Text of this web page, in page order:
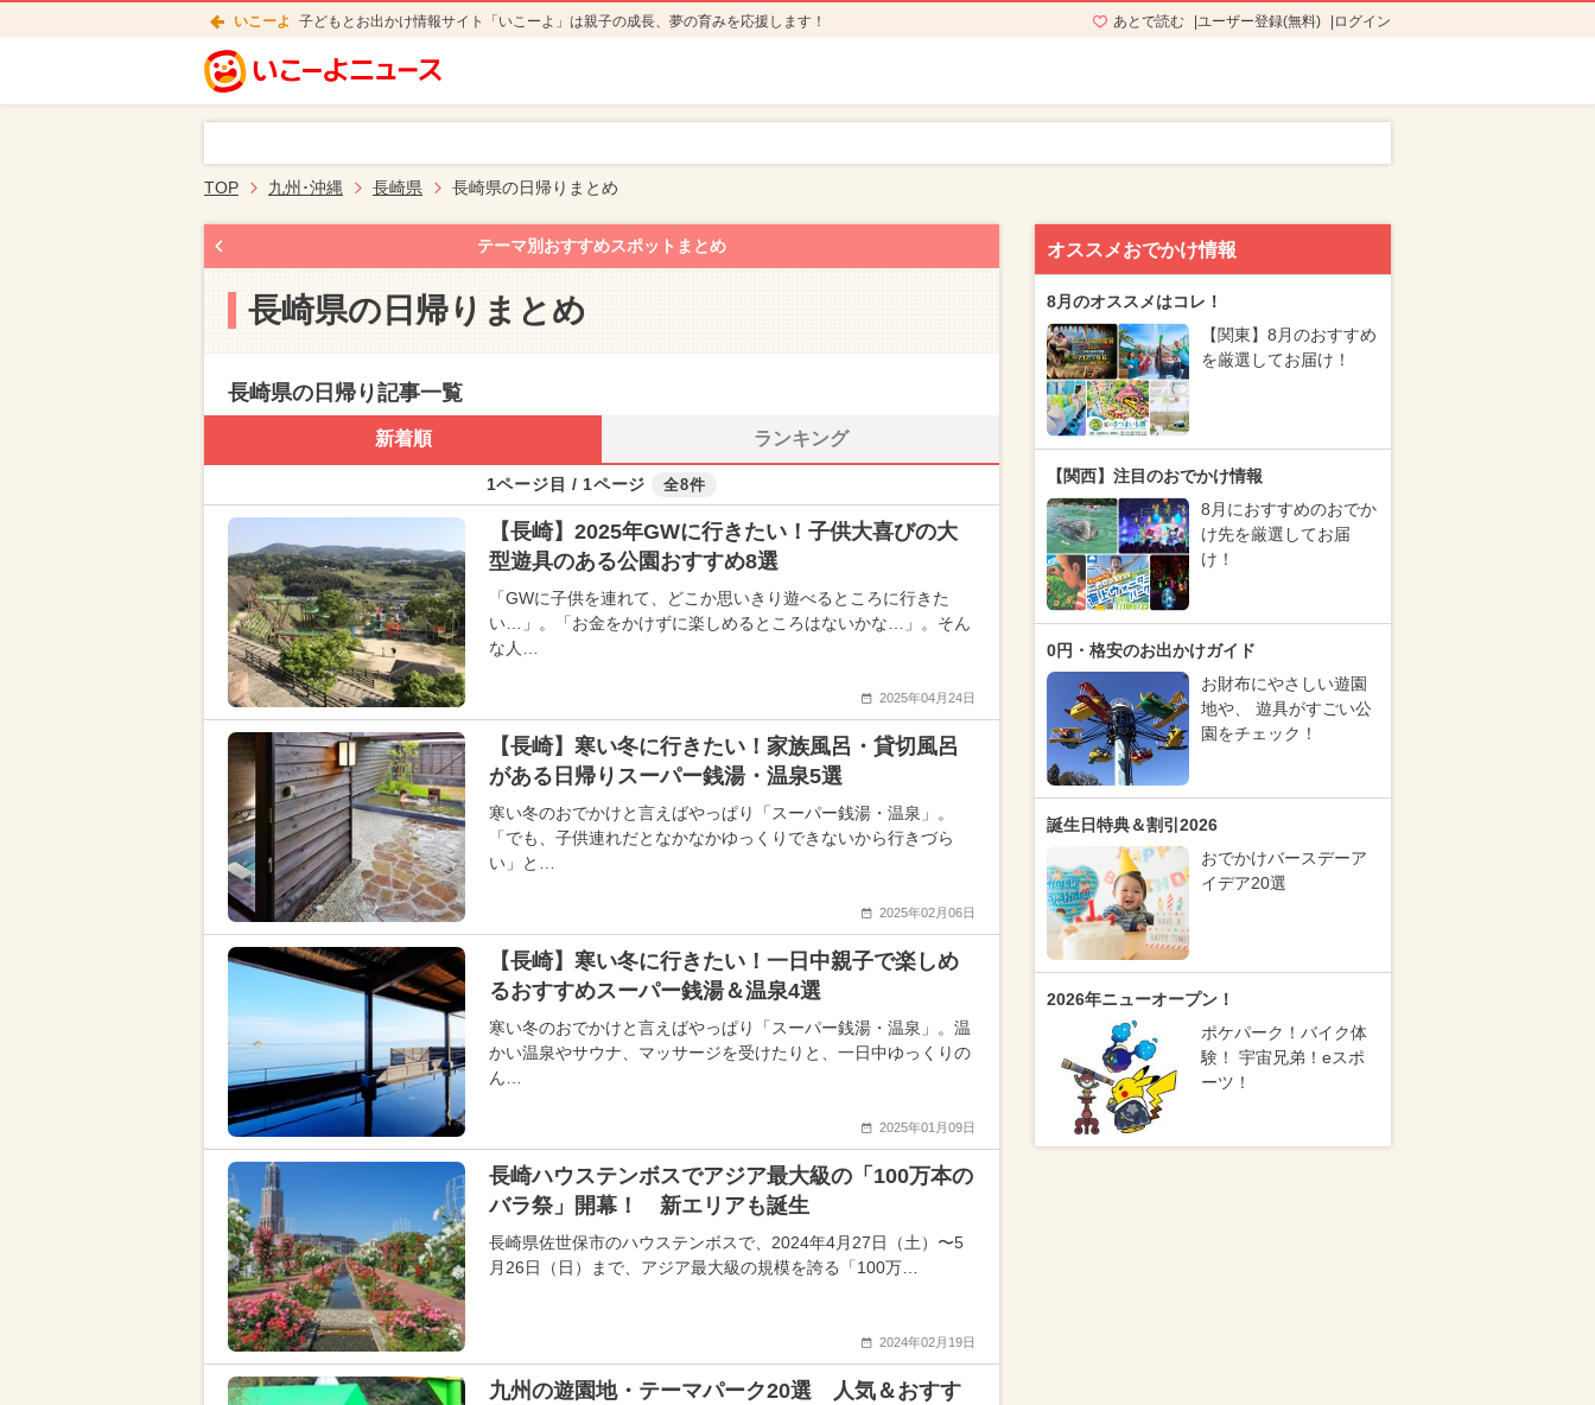
いこーよ 子どもとお出かけ情報サイト「いこーよ」は親子の成長、夢の育みを応援します！ あとで読む ユーザー登録(無料) ログイン
TOP 九州･沖縄 長崎県 長崎県の日帰りまとめ
テーマ別おすすめスポットまとめ
長崎県の日帰りまとめ
長崎県の日帰り記事一覧
新着順 ランキング
1ページ目 / 1ページ 全8件
【長崎】2025年GWに行きたい！子供大喜びの大
型遊具のある公園おすすめ8選
「GWに子供を連れて、どこか思いきり遊べるところに行きた
い…」。「お金をかけずに楽しめるところはないかな…」。そん
な人…
2025年04月24日
【長崎】寒い冬に行きたい！家族風呂・貸切風呂
がある日帰りスーパー銭湯・温泉5選
寒い冬のおでかけと言えばやっぱり「スーパー銭湯・温泉」。
「でも、子供連れだとなかなかゆっくりできないから行きづら
い」と…
2025年02月06日
【長崎】寒い冬に行きたい！一日中親子で楽しめ
るおすすめスーパー銭湯＆温泉4選
寒い冬のおでかけと言えばやっぱり「スーパー銭湯・温泉」。温
かい温泉やサウナ、マッサージを受けたりと、一日中ゆっくりの
ん…
2025年01月09日
長崎ハウステンボスでアジア最大級の「100万本の
バラ祭」開幕！ 新エリアも誕生
長崎県佐世保市のハウステンボスで、2024年4月27日（土）〜5
月26日（日）まで、アジア最大級の規模を誇る「100万…
2024年02月19日
九州の遊園地・テーマパーク20選 人気＆おすす
オススメおでかけ情報
8月のオススメはコレ！
【関東】8月のおすすめ
を厳選してお届け！
【関西】注目のおでかけ情報
8月におすすめのおでか
け先を厳選してお届
け！
0円・格安のお出かけガイド
お財布にやさしい遊園
地や、 遊具がすごい公
園をチェック！
誕生日特典＆割引2026
おでかけバースデーア
イデア20選
2026年ニューオープン！
ポケパーク！バイク体
験！ 宇宙兄弟！eスポ
ーツ！